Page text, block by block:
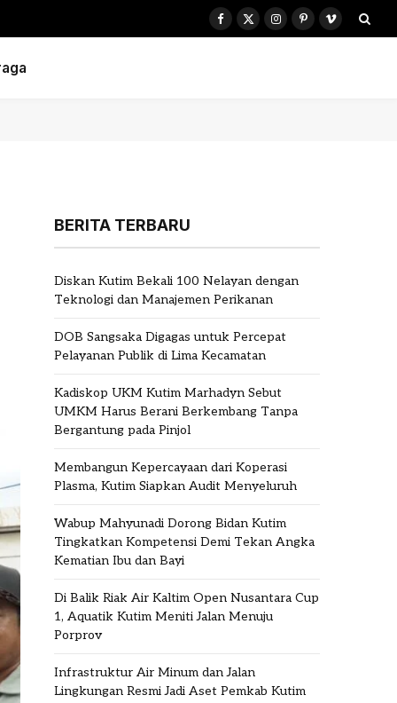
Facebook
X
Instagram
PinterestVimeo
BERITA TERBARU
Diskan Kutim Bekali 100 Nelayan dengan
Teknologi dan Manajemen Perikanan
DOB Sangsaka Digagas untuk Percepat
Pelayanan Publik di Lima Kecamatan
Kadiskop UKM Kutim Marhadyn Sebut
UMKM Harus Berani Berkembang Tanpa
Bergantung pada Pinjol
Membangun Kepercayaan dari Koperasi
Plasma, Kutim Siapkan Audit Menyeluruh
Wabup Mahyunadi Dorong Bidan Kutim
Tingkatkan Kompetensi Demi Tekan Angka
Kematian Ibu dan Bayi
Di Balik Riak Air Kaltim Open Nusantara Cup
1, Aquatik Kutim Meniti Jalan Menuju
Porprov
Infrastruktur Air Minum dan Jalan
Lingkungan Resmi Jadi Aset Pemkab Kutim